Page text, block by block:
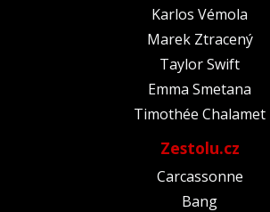
Karlos Vémola
Marek Ztracený
Taylor Swift
Emma Smetana
Timothée Chalamet
Zestolu.cz
Carcassonne
Bang